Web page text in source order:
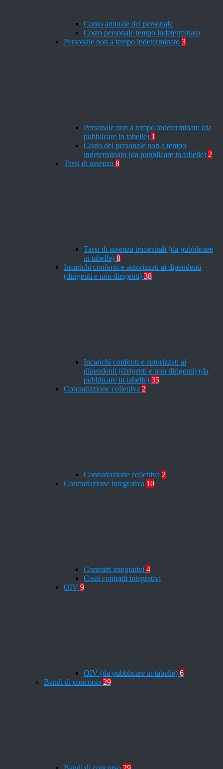
Conto annuale del personale
Costo personale tempo indeterminato
Personale non a tempo indeterminato 3
Personale non a tempo indeterminato (da
pubblicare in tabelle) 1
Costo del personale non a tempo
indeterminato (da pubblicare in tabelle) 2
Tassi di assenza 8
Tassi di assenza trimestrali (da pubblicare
in tabelle) 8
Incarichi conferiti e autorizzati ai dipendenti
(dirigenti e non dirigenti) 38
Incarichi conferiti e autorizzati ai
dipendenti (dirigenti e non dirigenti) (da
pubblicare in tabelle) 35
Contrattazione collettiva 2
Contrattazione collettiva 2
Contrattazione integrativa 10
Contratti integrativi 4
Costi contratti integrativi
OIV 9
OIV (da pubblicare in tabelle) 6
Bandi di concorso 29